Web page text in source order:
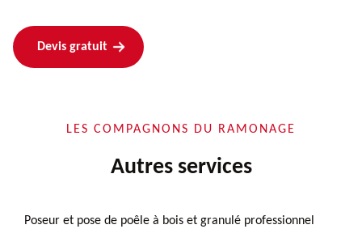
Devis gratuit
LES COMPAGNONS DU RAMONAGE
Autres services
Poseur et pose de poêle à bois et granulé professionnel